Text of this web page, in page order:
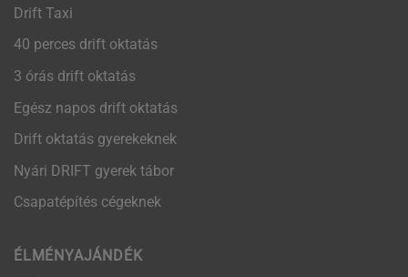
Drift Taxi
40 perces drift oktatás
3 órás drift oktatás
Egész napos drift oktatás
Drift oktatás gyerekeknek
Nyári DRIFT gyerek tábor
Csapatépítés cégeknek
ÉLMÉNYAJÁNDÉK